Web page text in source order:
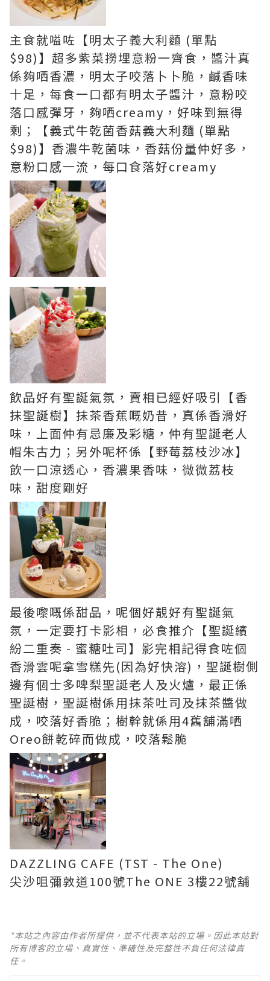
主食就嗌咗【明太子義大利麵 (單點
$98)】超多紫菜撈埋意粉一齊食，醬汁真
係夠哂香濃，明太子咬落卜卜脆，鹹香味
十足，每食一口都有明太子醬汁，意粉咬
落口感彈牙，夠哂creamy，好味到無得
剩；【義式牛乾菌香菇義大利麵 (單點
$98)】香濃牛乾菌味，香菇份量仲好多，
意粉口感一流，每口食落好creamy
飲品好有聖誕氣氛，賣相已經好吸引【香
抹聖誕樹】抹茶香蕉嘅奶昔，真係香滑好
味，上面仲有忌廉及彩糖，仲有聖誕老人
帽朱古力；另外呢杯係【野莓荔枝沙冰】
飲一口涼透心，香濃果香味，微微荔枝
味，甜度剛好
最後嚟嘅係甜品，呢個好靚好有聖誕氣
氛，一定要打卡影相，必食推介【聖誕繽
紛二重奏 - 蜜糖吐司】影完相記得食咗個
香滑雲呢拿雪糕先(因為好快溶)，聖誕樹側
邊有個士多啤梨聖誕老人及火爐，最正係
聖誕樹，聖誕樹係用抹茶吐司及抹茶醬做
成，咬落好香脆；樹幹就係用4舊舖滿哂
Oreo餅乾碎而做成，咬落鬆脆
DAZZLING CAFE (TST - The One)
尖沙咀彌敦道100號The ONE 3樓22號舖
*本站之內容由作者所提供，並不代表本站的立場。因此本站對
所有博客的立場、真實性、準確性及完整性不負任何法律責
任。